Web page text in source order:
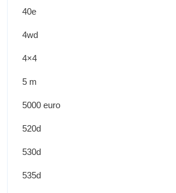
40e
4wd
4×4
5 m
5000 euro
520d
530d
535d